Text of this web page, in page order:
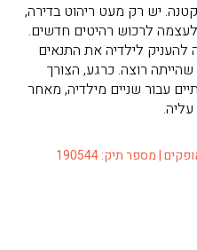
יש רק מעט ריהוט בדירה,
לרכוש רהיטים חדשים.
לילדיה את התנאים
רוצה. כרגע, הצורך
עבור שניים מילדיה, מאחר
| מספר תיק: 190544